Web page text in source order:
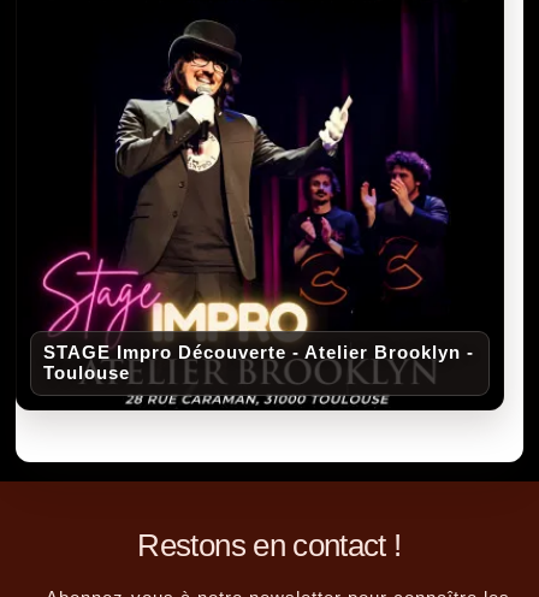
STAGE Impro Découverte - Atelier Brooklyn -
Toulouse
Restons en contact !